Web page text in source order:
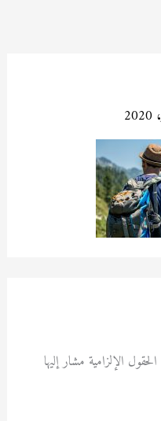
الحقول الإلزامية مشار إليها